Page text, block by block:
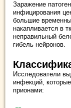
Заражение
инфицирования
большие
накапливается в
неправильный
гибель нейронов.
Исследователи
инфекций,
прионами: